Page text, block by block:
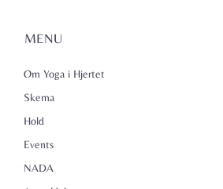
MENU
Om Yoga i Hjertet
Skema
Hold
Events
NADA